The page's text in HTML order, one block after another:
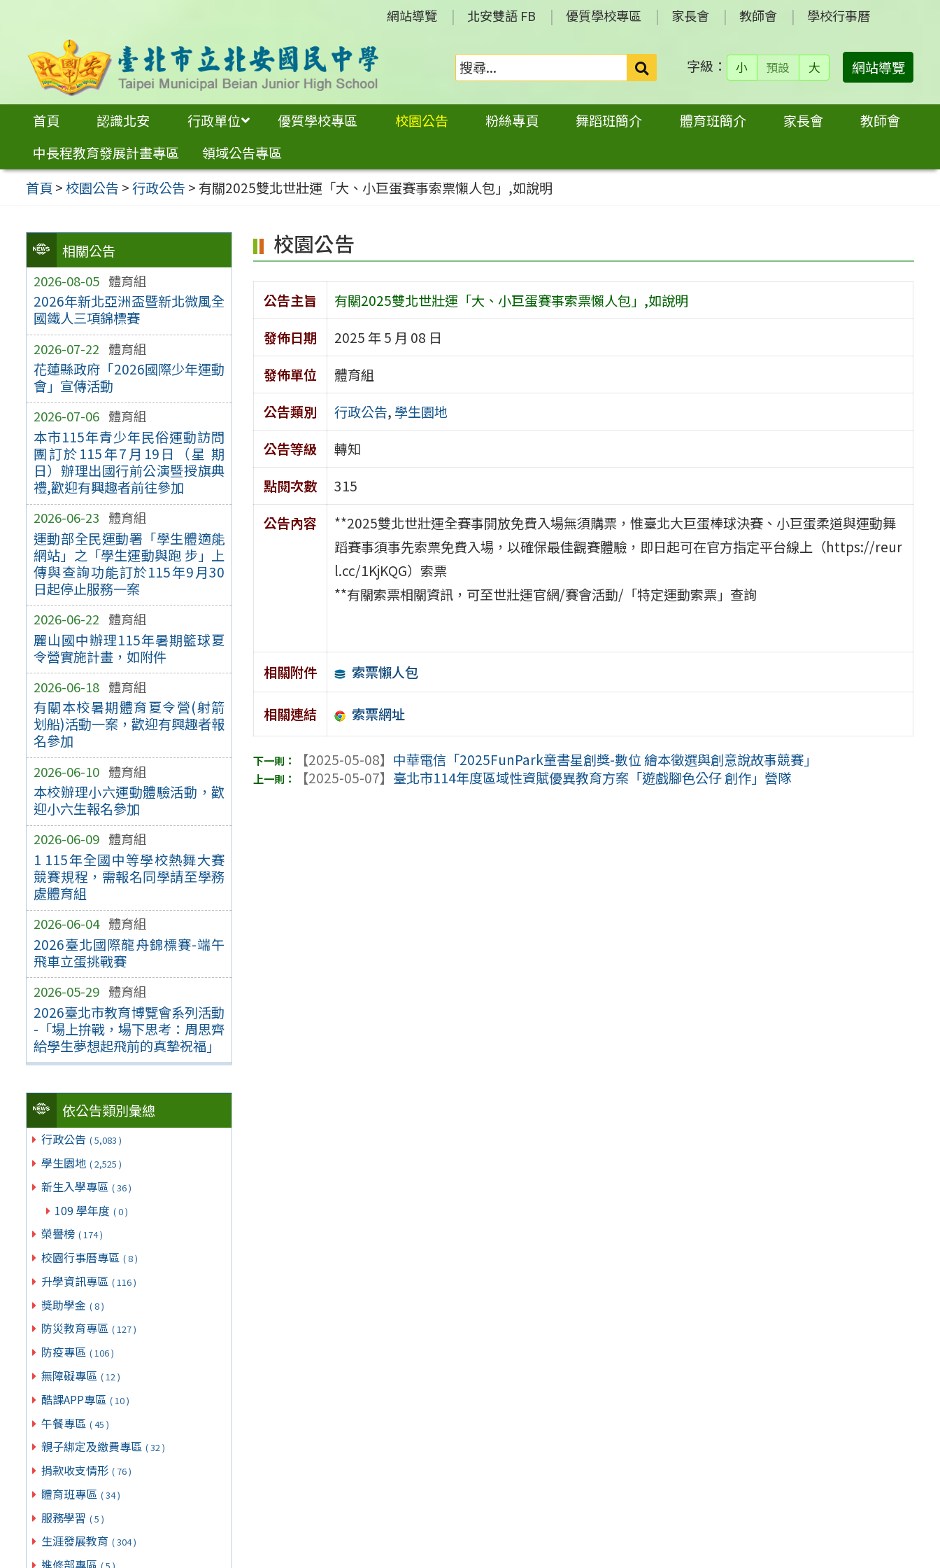
內
網站導覽 北安雙語 FB 優質學校專區 家長會 教師會 學校行事曆
搜
尋：
字級： 小 預設 大 網站導覽
首頁 認識北安 行政單位 優質學校專區 校園公告 粉絲專頁 舞蹈班簡介 體育班簡介 家長會
教師會
中長程教育發展計畫專區
領域公告專區
首頁 >校園公告 >行政公告 > 有關2025雙北世壯運「大、小巨蛋賽事索票懶人包」,如說明
相關公告
2026-08-05 體育組
2026年新北亞洲盃暨新北微風全
國鐵人三項錦標賽
2026-07-22 體育組
花蓮縣政府「2026國際少年運動
會」宣傳活動
2026-07-06 體育組
本市115年青少年民俗運動訪問
團訂於115年7月19日（星 期
日）辦理出國行前公演暨授旗典
禮,歡迎有興趣者前往參加
2026-06-23 體育組
運動部全民運動署「學生體適能
網站」之「學生運動與跑 步」上
傳與查詢功能訂於115年9月30
日起停止服務一案
2026-06-22 體育組
麗山國中辦理115年暑期籃球夏
令營實施計畫，如附件
2026-06-18 體育組
有關本校暑期體育夏令營(射箭
划船)活動一案，歡迎有興趣者報
名參加
2026-06-10 體育組
本校辦理小六運動體驗活動，歡
迎小六生報名參加
2026-06-09 體育組
1 115年全國中等學校熱舞大賽
競賽規程，需報名同學請至學務
處體育組
2026-06-04 體育組
2026臺北國際龍舟錦標賽-端午
飛車立蛋挑戰賽
2026-05-29 體育組
2026臺北市教育博覽會系列活動
-「場上拚戰，場下思考：周思齊
給學生夢想起飛前的真摯祝福」
依公告類別彙總
行政公告 ( 5,083 )
學生園地 ( 2,525 )
新生入學專區 ( 36 )
109 學年度 ( 0 )
榮譽榜 ( 174 )
校園行事曆專區 ( 8 )
升學資訊專區 ( 116 )
獎助學金 ( 8 )
防災教育專區 ( 127 )
防疫專區 ( 106 )
無障礙專區 ( 12 )
酷課APP專區 ( 10 )
午餐專區 ( 45 )
親子綁定及繳費專區 ( 32 )
捐款收支情形 ( 76 )
體育班專區 ( 34 )
服務學習 ( 5 )
生涯發展教育 ( 304 )
校園公告
公告主旨
有關2025雙北世壯運「大、小巨蛋賽事索票懶人包」,如說明
發佈日期
2025 年 5 月 08 日
發佈單位
體育組
公告類別
行政公告, 學生園地
公告等級
轉知
點閱次數
315
公告內容
**2025雙北世壯運全賽事開放免費入場無須購票，惟臺北大巨蛋棒球決賽、小巨蛋柔道與運動舞
蹈賽事須事先索票免費入場，以確保最佳觀賽體驗，即日起可在官方指定平台線上（https://reur
l.cc/1KjKQG）索票
**有關索票相關資訊，可至世壯運官網/賽會活動/「特定運動索票」查詢
相關附件 索票懶人包
相關連結 索票網址
【2025-05-08】 中華電信「2025FunPark童書星創獎-數位 繪本徵選與創意說故事競賽」
【2025-05-07】 臺北市114年度區域性資賦優異教育方案「遊戲腳色公仔 創作」營隊